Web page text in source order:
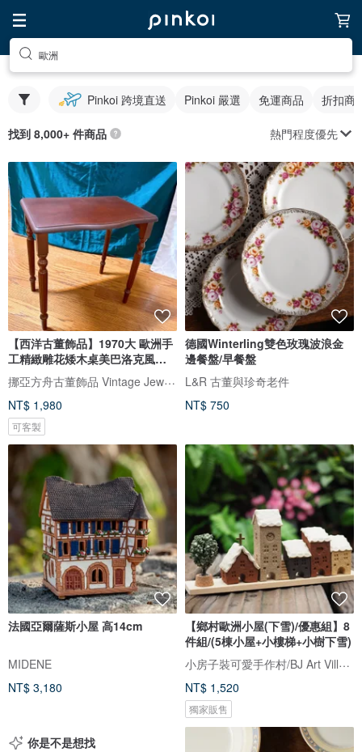
歐洲
Pinkoi 跨境直送 Pinkoi 嚴選 免運商品 折扣商
找到 8,000+ 件商品 熱門程度優先
【西洋古董飾品】1970大 歐洲手
工精緻雕花矮木桌美巴洛克風木
桌
挪亞方舟古董飾品 Vintage Jewelry
NT$ 1,980
可客製
德國Winterling雙色玫瑰波浪金
邊餐盤/早餐盤
L&R 古董與珍奇老件
NT$ 750
法國亞爾薩斯小屋 高14cm
MIDENE
NT$ 3,180
【鄉村歐洲小屋(下雪)/優惠組】8
件組/(5棟小屋+小樓梯+小樹下雪)
小房子裝可愛手作村/BJ Art Village
NT$ 1,520
獨家販售
你是不是想找